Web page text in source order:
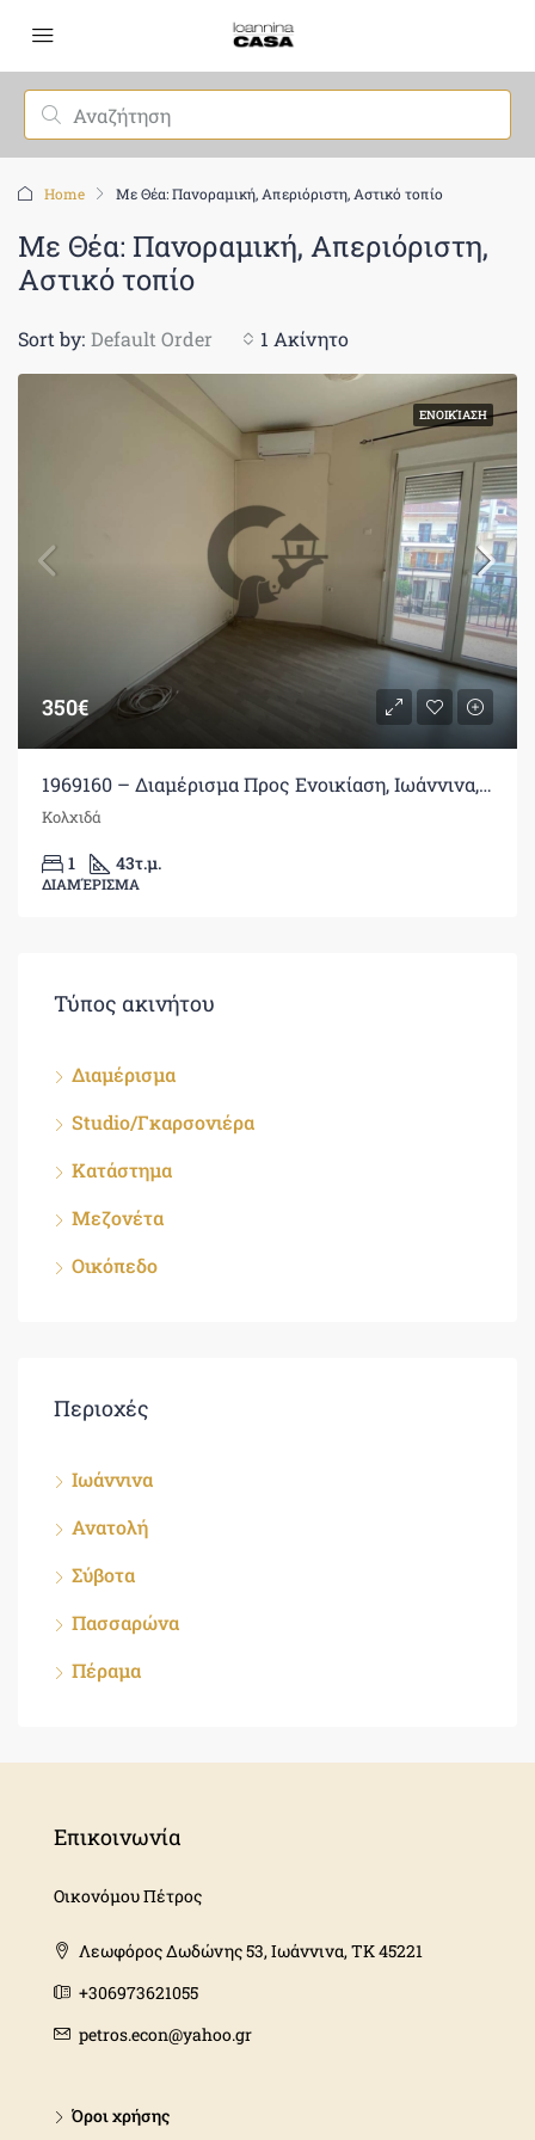
Home Με Θέα: Πανοραμική, Απεριόριστη, Αστικό τοπίο
Με Θέα: Πανοραμική, Απεριόριστη,
Αστικό τοπίο
1 Ακίνητο
Sort by: Default Order
ΕΝΟΙΚΊΑΣΗ
350€
1969160 – Διαμέρισμα Προς Ενοικίαση, Ιωάννινα, 43 τ.μ., €350
Κολχιδά
1 43τ.μ.
ΔΙΑΜΈΡΙΣΜΑ
Τύπος ακινήτου
Διαμέρισμα
Studio/Γκαρσονιέρα
Κατάστημα
Μεζονέτα
Οικόπεδο
Περιοχές
Ιωάννινα
Ανατολή
Σύβοτα
Πασσαρώνα
Πέραμα
Επικοινωνία
Οικονόμου Πέτρος
Λεωφόρος Δωδώνης 53, Ιωάννινα, ΤΚ 45221
+306973621055
petros.econ@yahoo.gr
Όροι χρήσης